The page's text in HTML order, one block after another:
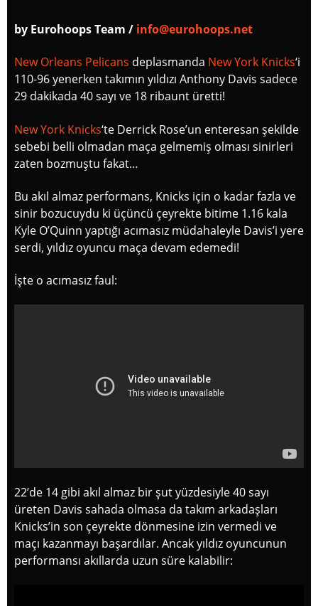
by Eurohoops Team / info@eurohoops.net
New Orleans Pelicans deplasmanda New York Knicks‘i
110-96 yenerken takımın yıldızı Anthony Davis sadece
29 dakikada 40 sayı ve 18 ribaunt üretti!
New York Knicks‘te Derrick Rose’un enteresan şekilde
sebebi belli olmadan maça gelmemiş olması sinirleri
zaten bozmuştu fakat…
Bu akıl almaz performans, Knicks için o kadar fazla ve
sinir bozucuydu ki üçüncü çeyrekte bitime 1.16 kala
Kyle O’Quinn yaptığı acımasız müdahaleyle Davis’i yere
serdi, yıldız oyuncu maça devam edemedi!
İşte o acımasız faul:
22’de 14 gibi akıl almaz bir şut yüzdesiyle 40 sayı
üreten Davis sahada olmasa da takım arkadaşları
Knicks’in son çeyrekte dönmesine izin vermedi ve
maçı kazanmayı başardılar. Ancak yıldız oyuncunun
performansı akıllarda uzun süre kalabilir: